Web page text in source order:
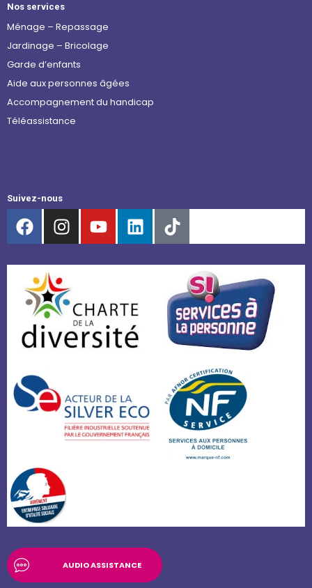
Nos services
Ménage – Repassage
Jardinage – Bricolage
Garde d’enfants
Aide aux personnes âgées
Accompagnement du handicap
Téléassistance
Suivez-nous
AUDIO ASSISTANCE